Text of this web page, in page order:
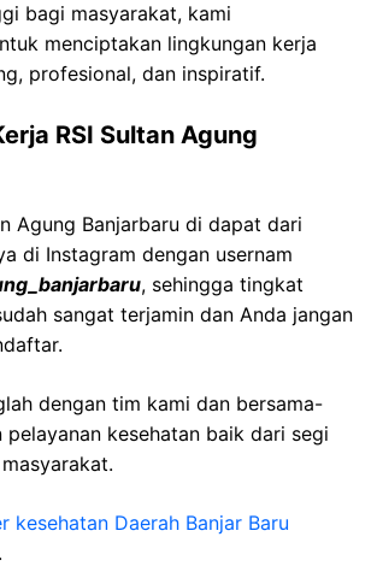
bagi masyarakat, kami
menciptakan lingkungan kerja
profesional, dan inspiratif.
RSI Sultan Agung
Agung Banjarbaru di dapat dari
di Instagram dengan usernam
, sehingga tingkat
sangat terjamin dan Anda jangan
dengan tim kami dan bersama-
pelayanan kesehatan baik dari segi
kesehatan Daerah Banjar Baru